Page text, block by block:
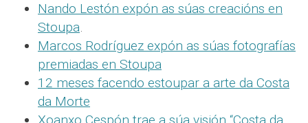
Nando Lestón expón as súas creacións en
Stoupa.
Marcos Rodríguez expón as súas fotografías
premiadas en Stoupa
12 meses facendo estoupar a arte da Costa
da Morte